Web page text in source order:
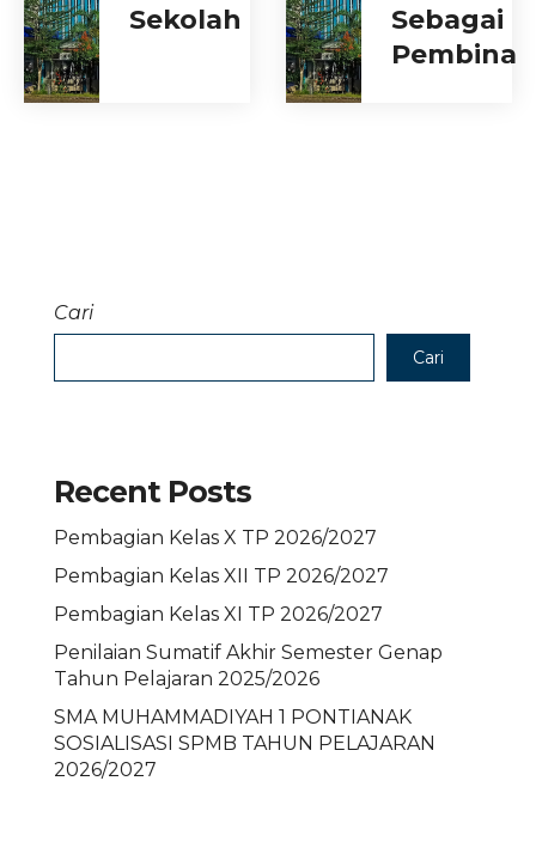
Sekolah
Sebagai
Pembina
Cari
Cari
Recent Posts
Pembagian Kelas X TP 2026/2027
Pembagian Kelas XII TP 2026/2027
Pembagian Kelas XI TP 2026/2027
Penilaian Sumatif Akhir Semester Genap
Tahun Pelajaran 2025/2026
SMA MUHAMMADIYAH 1 PONTIANAK
SOSIALISASI SPMB TAHUN PELAJARAN
2026/2027